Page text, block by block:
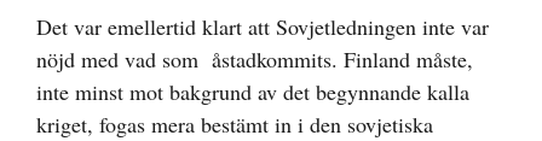
Det var emellertid klart att Sovjetledningen inte var
nöjd med vad som åstadkommits. Finland måste,
inte minst mot bakgrund av det begynnande kalla
kriget, fogas mera bestämt in i den sovjetiska